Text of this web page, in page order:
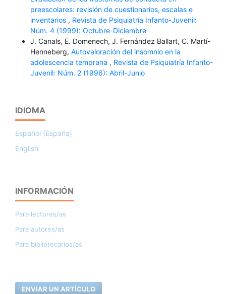
preescolares: revisión de cuestionarios, escalas e
inventarios , Revista de Psiquiatría Infanto-Juvenil:
Núm. 4 (1999): Octubre-Diciembre
J. Canals, E. Domenech, J. Fernández Ballart, C. Martí-
Henneberg, Autovaloración del insomnio en la
adolescencia temprana , Revista de Psiquiatría Infanto-
Juvenil: Núm. 2 (1996): Abril-Junio
IDIOMA
Español (España)
English
INFORMACIÓN
Para lectores/as
Para autores/as
Para bibliotecarios/as
ENVIAR UN ARTÍCULO